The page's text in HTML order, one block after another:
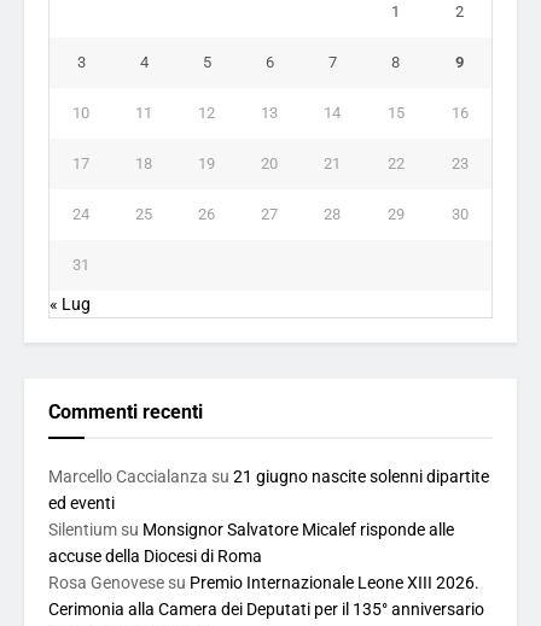
1 2
3 4 5 6 7 8 9
10 11 12 13 14 15 16
17 18 19 20 21 22 23
24 25 26 27 28 29 30
31
« Lug
Commenti recenti
Marcello Caccialanza su 21 giugno nascite solenni dipartite
ed eventi
Silentium su Monsignor Salvatore Micalef risponde alle
accuse della Diocesi di Roma
Rosa Genovese su Premio Internazionale Leone XIII 2026.
Cerimonia alla Camera dei Deputati per il 135° anniversario